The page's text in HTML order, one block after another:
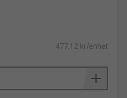
477,12 kr/enhet